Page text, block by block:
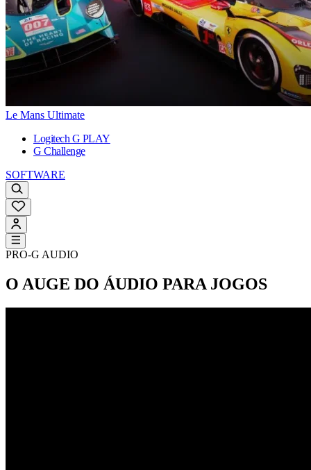
Le Mans Ultimate
Logitech G PLAY
G Challenge
SOFTWARE
PRO-G AUDIO
O AUGE DO ÁUDIO PARA JOGOS